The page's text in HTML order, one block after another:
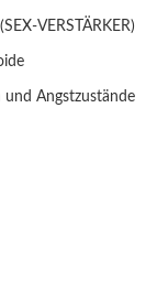
VERSTÄRKER)
und Angstzustände